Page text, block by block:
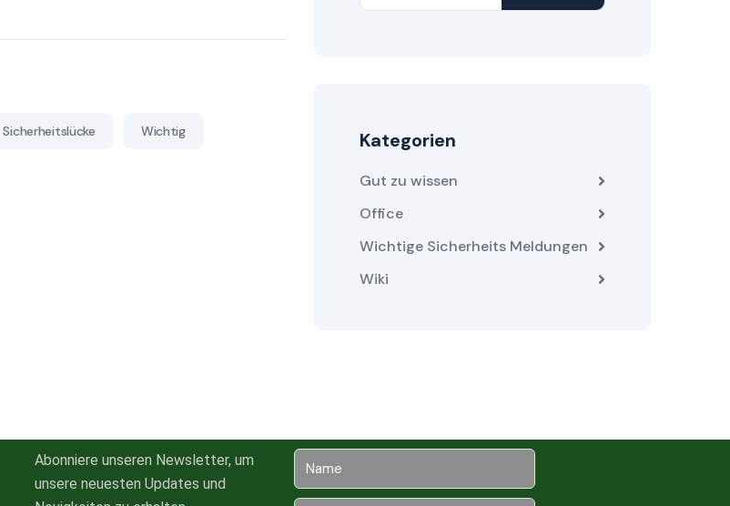
Sicherheitslücke Wichtig Kategorien
Gut zu wissen
Office
Wichtige Sicherheits Meldungen
Wiki
Abonniere unseren Newsletter, um
unsere neuesten Updates und